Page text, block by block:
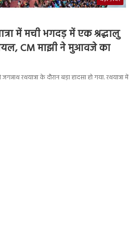
में मची भगदड़ में एक श्रद्धालु
CM माझी ने मुआवजे का
रथयात्रा के दौरान बड़ा हादसा हो गया. रथयात्रा में